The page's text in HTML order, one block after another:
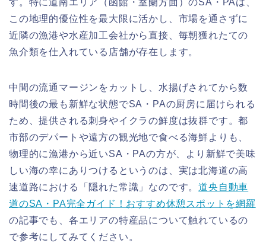
す。特に道南エリア（函館・室蘭方面）のSA・PAは、
この地理的優位性を最大限に活かし、市場を通さずに
近隣の漁港や水産加工会社から直接、毎朝獲れたての
魚介類を仕入れている店舗が存在します。
中間の流通マージンをカットし、水揚げされてから数
時間後の最も新鮮な状態でSA・PAの厨房に届けられる
ため、提供される刺身やイクラの鮮度は抜群です。都
市部のデパートや遠方の観光地で食べる海鮮よりも、
物理的に漁港から近いSA・PAの方が、より新鮮で美味
しい海の幸にありつけるというのは、実は北海道の高
速道路における「隠れた常識」なのです。道央自動車
道のSA・PA完全ガイド！おすすめ休憩スポットを網羅
の記事でも、各エリアの特産品について触れているの
で参考にしてみてください。